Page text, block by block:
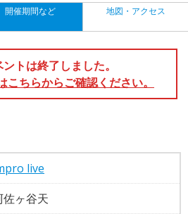
開催期間など 地図・アクセス
トは終了しました。
こちらからご確認ください。
live
佐ヶ谷天